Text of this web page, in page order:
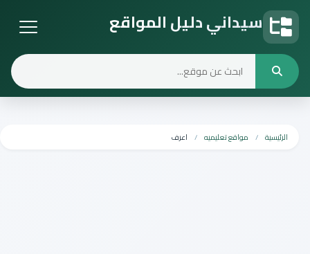
سيداني دليل المواقع
الرئيسية مواقع تعليميه اعرف